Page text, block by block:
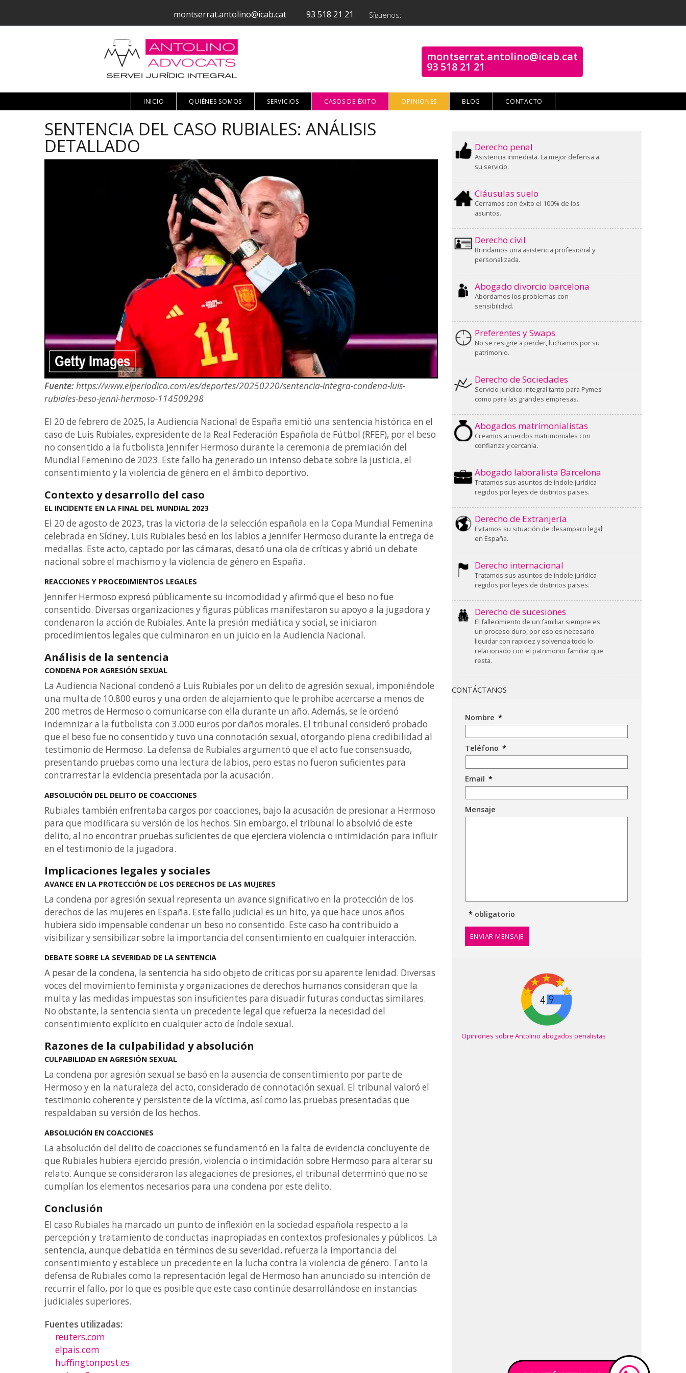
montserrat.antolino@icab.cat 93 518 21 21 Síguenos:
montserrat.antolino@icab.cat
93 518 21 21
INICIO QUIÉNES SOMOS SERVICIOS CASOS DE ÉXITO OPINIONES BLOG CONTACTO
SENTENCIA DEL CASO RUBIALES: ANÁLISIS
DETALLADO
Fuente:https://www.elperiodico.com/es/deportes/20250220/sentencia-integra-condena-luis-
rubiales-beso-jenni-hermoso-114509298
El 20 de febrero de 2025, la Audiencia Nacional de España emitió una sentencia histórica en el
caso de Luis Rubiales, expresidente de la Real Federación Española de Fútbol (RFEF), por el beso
no consentido a la futbolista Jennifer Hermoso durante la ceremonia de premiación del
Mundial Femenino de 2023. Este fallo ha generado un intenso debate sobre la justicia, el
consentimiento y la violencia de género en el ámbito deportivo.
Contexto y desarrollo del caso
EL INCIDENTE EN LA FINAL DEL MUNDIAL 2023
El 20 de agosto de 2023, tras la victoria de la selección española en la Copa Mundial Femenina
celebrada en Sídney, Luis Rubiales besó en los labios a Jennifer Hermoso durante la entrega de
medallas. Este acto, captado por las cámaras, desató una ola de críticas y abrió un debate
nacional sobre el machismo y la violencia de género en España.
REACCIONES Y PROCEDIMIENTOS LEGALES
Jennifer Hermoso expresó públicamente su incomodidad y afirmó que el beso no fue
consentido. Diversas organizaciones y figuras públicas manifestaron su apoyo a la jugadora y
condenaron la acción de Rubiales. Ante la presión mediática y social, se iniciaron
procedimientos legales que culminaron en un juicio en la Audiencia Nacional.
Análisis de la sentencia
CONDENA POR AGRESIÓN SEXUAL
La Audiencia Nacional condenó a Luis Rubiales por un delito de agresión sexual, imponiéndole
una multa de 10.800 euros y una orden de alejamiento que le prohíbe acercarse a menos de
200 metros de Hermoso o comunicarse con ella durante un año. Además, se le ordenó
indemnizar a la futbolista con 3.000 euros por daños morales. El tribunal consideró probado
que el beso fue no consentido y tuvo una connotación sexual, otorgando plena credibilidad al
testimonio de Hermoso. La defensa de Rubiales argumentó que el acto fue consensuado,
presentando pruebas como una lectura de labios, pero estas no fueron suficientes para
contrarrestar la evidencia presentada por la acusación.
ABSOLUCIÓN DEL DELITO DE COACCIONES
Rubiales también enfrentaba cargos por coacciones, bajo la acusación de presionar a Hermoso
para que modificara su versión de los hechos. Sin embargo, el tribunal lo absolvió de este
delito, al no encontrar pruebas suficientes de que ejerciera violencia o intimidación para influir
en el testimonio de la jugadora.
Implicaciones legales y sociales
AVANCE EN LA PROTECCIÓN DE LOS DERECHOS DE LAS MUJERES
La condena por agresión sexual representa un avance significativo en la protección de los
derechos de las mujeres en España. Este fallo judicial es un hito, ya que hace unos años
hubiera sido impensable condenar un beso no consentido. Este caso ha contribuido a
visibilizar y sensibilizar sobre la importancia del consentimiento en cualquier interacción.
DEBATE SOBRE LA SEVERIDAD DE LA SENTENCIA
A pesar de la condena, la sentencia ha sido objeto de críticas por su aparente lenidad. Diversas
voces del movimiento feminista y organizaciones de derechos humanos consideran que la
multa y las medidas impuestas son insuficientes para disuadir futuras conductas similares.
No obstante, la sentencia sienta un precedente legal que refuerza la necesidad del
consentimiento explícito en cualquier acto de índole sexual.
Razones de la culpabilidad y absolución
CULPABILIDAD EN AGRESIÓN SEXUAL
La condena por agresión sexual se basó en la ausencia de consentimiento por parte de
Hermoso y en la naturaleza del acto, considerado de connotación sexual. El tribunal valoró el
testimonio coherente y persistente de la víctima, así como las pruebas presentadas que
respaldaban su versión de los hechos.
ABSOLUCIÓN EN COACCIONES
La absolución del delito de coacciones se fundamentó en la falta de evidencia concluyente de
que Rubiales hubiera ejercido presión, violencia o intimidación sobre Hermoso para alterar su
relato. Aunque se consideraron las alegaciones de presiones, el tribunal determinó que no se
cumplían los elementos necesarios para una condena por este delito.
Conclusión
El caso Rubiales ha marcado un punto de inflexión en la sociedad española respecto a la
percepción y tratamiento de conductas inapropiadas en contextos profesionales y públicos. La
sentencia, aunque debatida en términos de su severidad, refuerza la importancia del
consentimiento y establece un precedente en la lucha contra la violencia de género. Tanto la
defensa de Rubiales como la representación legal de Hermoso han anunciado su intención de
recurrir el fallo, por lo que es posible que este caso continúe desarrollándose en instancias
judiciales superiores.
Fuentes utilizadas:
reuters.com
elpais.com
huffingtonpost.es
Derecho penal
Asistencia inmediata. La mejor defensa a
su servicio.
Cláusulas suelo
Cerramos con éxito el 100% de los
asuntos.
Derecho civil
Brindamos una asistencia profesional y
personalizada.
Abogado divorcio barcelona
Abordamos los problemas con
sensibilidad.
Preferentes y Swaps
No se resigne a perder, luchamos por su
patrimonio.
Derecho de Sociedades
Servicio jurídico integral tanto para Pymes
como para las grandes empresas.
Abogados matrimonialistas
Creamos acuerdos matrimoniales con
confianza y cercanía.
Abogado laboralista Barcelona
Tratamos sus asuntos de índole jurídica
regidos por leyes de distintos paises.
Derecho de Extranjería
Evitamos su situación de desamparo legal
en España.
Derecho internacional
Tratamos sus asuntos de índole jurídica
regidos por leyes de distintos paises.
Derecho de sucesiones
El fallecimiento de un familiar siempre es
un proceso duro, por eso es necesario
liquidar con rapidez y solvencia todo lo
relacionado con el patrimonio familiar que
resta.
CONTÁCTANOS
Nombre *
Teléfono *
Email *
Mensaje
* obligatorio
ENVIAR MENSAJE
Opiniones sobre Antolino abogados penalistas